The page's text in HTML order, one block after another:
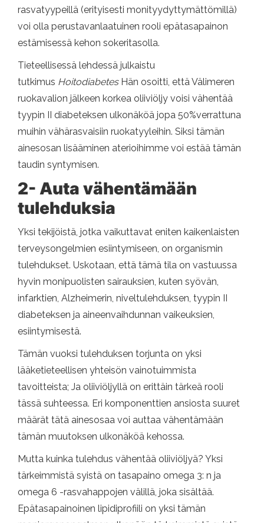
rasvatyypeillä (erityisesti monityydyttymättömillä)
voi olla perustavanlaatuinen rooli epätasapainon
estämisessä kehon sokeritasolla.
Tieteellisessä lehdessä julkaistu
tutkimus HoitodiabetesHän osoitti, että Välimeren
ruokavalion jälkeen korkea oliiviöljy voisi vähentää
tyypin II diabeteksen ulkonäköä jopa 50%verrattuna
muihin vähärasvaisiin ruokatyyleihin. Siksi tämän
ainesosan lisääminen aterioihimme voi estää tämän
taudin syntymisen.
2- Auta vähentämään
tulehduksia
Yksi tekijöistä, jotka vaikuttavat eniten kaikenlaisten
terveysongelmien esiintymiseen, on organismin
tulehdukset. Uskotaan, että tämä tila on vastuussa
hyvin monipuolisten sairauksien, kuten syövän,
infarktien, Alzheimerin, niveltulehduksen, tyypin II
diabeteksen ja aineenvaihdunnan vaikeuksien,
esiintymisestä.
Tämän vuoksi tulehduksen torjunta on yksi
lääketieteellisen yhteisön vainotuimmista
tavoitteista; Ja oliiviöljyllä on erittäin tärkeä rooli
tässä suhteessa. Eri komponenttien ansiosta suuret
määrät tätä ainesosaa voi auttaa vähentämään
tämän muutoksen ulkonäköä kehossa.
Mutta kuinka tulehdus vähentää oliiviöljyä? Yksi
tärkeimmistä syistä on tasapaino omega 3: n ja
omega 6 -rasvahappojen välillä, joka sisältää.
Epätasapainoinen lipidiprofiili on yksi tämän